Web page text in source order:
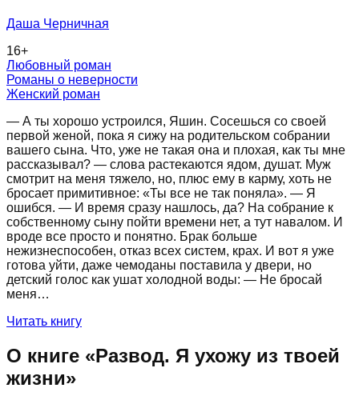
Даша Черничная
16+
Любовный роман
Романы о неверности
Женский роман
— А ты хорошо устроился, Яшин. Сосешься со своей
первой женой, пока я сижу на родительском собрании
вашего сына. Что, уже не такая она и плохая, как ты мне
рассказывал? — слова растекаются ядом, душат. Муж
смотрит на меня тяжело, но, плюс ему в карму, хоть не
бросает примитивное: «Ты все не так поняла». — Я
ошибся. — И время сразу нашлось, да? На собрание к
собственному сыну пойти времени нет, а тут навалом. И
вроде все просто и понятно. Брак больше
нежизнеспособен, отказ всех систем, крах. И вот я уже
готова уйти, даже чемоданы поставила у двери, но
детский голос как ушат холодной воды: — Не бросай
меня…
Читать книгу
О книге «Развод. Я ухожу из твоей
жизни»